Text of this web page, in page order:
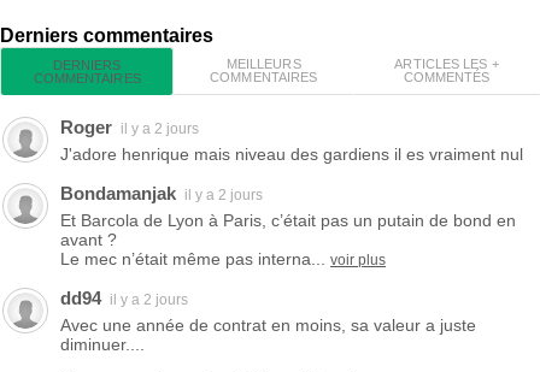
Derniers commentaires
DERNIERS
COMMENTAIRES
MEILLEURS
COMMENTAIRES
ARTICLES LES +
COMMENTÉS
Roger il y a 2 jours
J'adore henrique mais niveau des gardiens il es vraiment nul
Bondamanjak il y a 2 jours
Et Barcola de Lyon à Paris, c’était pas un putain de bond en
avant ?
Le mec n’était même pas interna...
voir plus
dd94 il y a 2 jours
Avec une année de contrat en moins, sa valeur a juste
diminuer....